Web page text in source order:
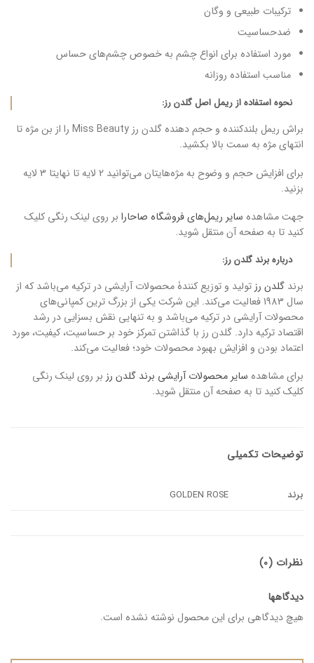
ترکیبات طبیعی و وگان
ضدحساسیت
مورد استفاده برای انواع چشم به خصوص چشم‌های حساس
مناسب استفاده روزانه
نحوه استفاده از ریمل اصل گلدن رز:
براش ریمل بلندکننده و حجم دهنده گلدن رز Miss Beauty را از بن مژه تا
انتهای مژه به سمت بالا بکشید.
برای افزایش حجم و وضوح به مژه‌هایتان می‌توانید 2 لایه تا نهایتا 3 لایه
بزنید.
جهت مشاهده سایر ریمل‌های فروشگاه صاحارا بر روی لینک رنگی کلیک
کنید تا به صفحه آن منتقل شوید.
درباره برند گلدن رز:
برند گلدن رز تولید و توزیع کنندۀ محصولات آرایشی در ترکیه می‌باشد که از
سال 1983 فعالیت می‌کند. این شرکت یکی از بزرگ ترین کمپانی‌های
محصولات آرایشی در ترکیه می‌باشد و به تنهایی نقش بسزایی در رشد
اقتصاد ترکیه دارد. گلدن رز با گذاشتن تمرکز خود بر حساسیت، کیفیت، مورد
اعتماد بودن و افزایش بهبود محصولات خود؛ فعالیت می‌کند.
برای مشاهده سایر محصولات آرایشی برند گلدن رز بر روی لینک رنگی
کلیک کنید تا به صفحه آن منتقل شوید.
توضیحات تکمیلی
برند GOLDEN ROSE
نظرات (0)
دیدگاهها
هیچ دیدگاهی برای این محصول نوشته نشده است.